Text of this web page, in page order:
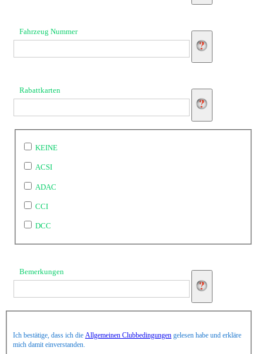
Fahrzeug Nummer
Rabattkarten
KEINE
ACSI
ADAC
CCI
DCC
Bemerkungen
Ich bestätige, dass ich die Allgemeinen Clubbedingungen gelesen habe und erkläre
mich damit einverstanden.